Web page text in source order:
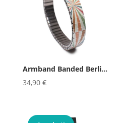
Armband Banded Berlin Wonderland...
34,90 €